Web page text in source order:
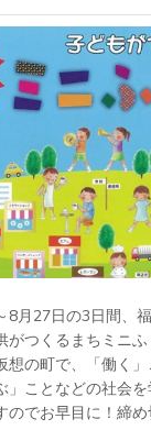
8月27日の3日間、
がつくるまちミニふ
想の町で、「働く
」ことなどの社会
のでお早目に！締